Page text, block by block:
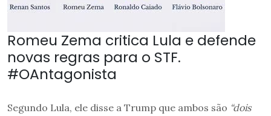
Romeu Zema critica Lula e defende
novas regras para o STF.
#OAntagonista
Segundo Lula, ele disse a Trump que ambos são “dois